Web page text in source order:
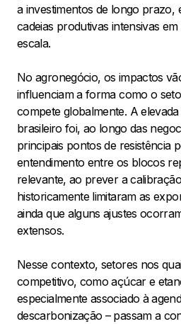
a investimentos de longo prazo,
cadeias produtivas intensivas
escala.
No agronegócio, os impactos
influenciam a forma como o
compete globalmente. A
brasileiro foi, ao longo das
principais pontos de resistência
entendimento entre os blocos
relevante, ao prever a
historicamente limitaram as
ainda que alguns ajustes
extensos.
Nesse contexto, setores nos
competitivo, como açúcar e
especialmente associado à
descarbonização – passam a